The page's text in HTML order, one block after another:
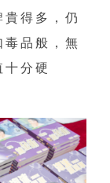
得多，仍
品般，無
分硬